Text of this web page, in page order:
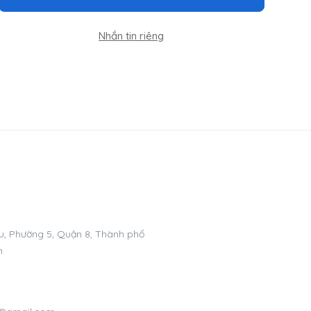
Nhắn tin riêng
Phường 5, Quận 8, Thành phố